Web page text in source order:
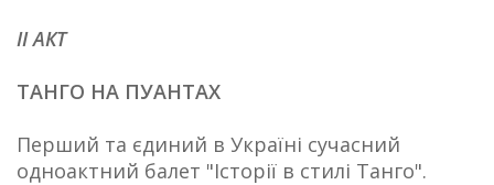
II АКТ
ТАНГО НА ПУАНТАХ
Перший та єдиний в Україні сучасний
одноактний балет "Історії в стилі Танго".